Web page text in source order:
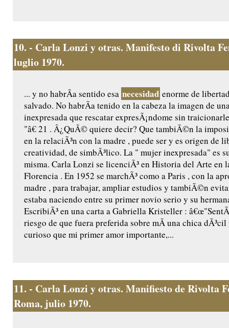
10. - Carla Lonzi y otras. Manifesto di Rivolta
luglio 1970.
... y no habrÃ­a sentido esa necesidad enorme de
salvado. No habrÃ­a tenido en la cabeza la imagen de
inexpresada que rescatar expresÃ¡ndome sin
"â€ 21 . Â¿QuÃ© quiere decir? Que tambiÃ©n la
en la relaciÃ³n con la madre , puede ser y es origen de
creatividad, de simbÃ³lico. La " mujer inexpresada" es
misma. Carla Lonzi se licenciÃ³ en Historia del Arte en
Florencia . En 1952 se marchÃ³ como a Paris , con la
madre , para trabajar, ampliar estudios y tambiÃ©n
estaba naciendo entre su primer novio serio y su
EscribiÃ³ en una carta a Gabriella Kristeller :
riesgo de que fuera preferida sobre mÃ­ una chica
curioso que mi primer amor importante,...
11. - Carla Lonzi y otras. Manifiesto de Rivolta
Roma, julio 1970.